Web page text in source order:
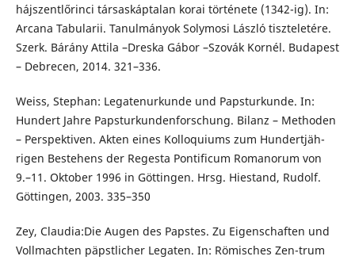
hájszentlőrinci társaskáptalan korai története (1342-ig). In:
Arcana Tabularii. Tanulmányok Solymosi László tiszteletére.
Szerk. Bárány Attila –Dreska Gábor –Szovák Kornél. Budapest
– Debrecen, 2014. 321–336.
Weiss, Stephan: Legatenurkunde und Papsturkunde. In:
Hundert Jahre Papsturkundenforschung. Bilanz – Methoden
– Perspektiven. Akten eines Kolloquiums zum Hundertjäh-
rigen Bestehens der Regesta Pontificum Romanorum von
9.–11. Oktober 1996 in Göttingen. Hrsg. Hiestand, Rudolf.
Göttingen, 2003. 335–350
Zey, Claudia:Die Augen des Papstes. Zu Eigenschaften und
Vollmachten päpstlicher Legaten. In: Römisches Zen-trum